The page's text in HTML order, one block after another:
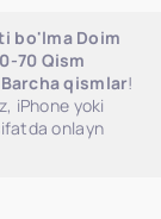
bo'lma Doim
70 Qism
qismlar!
iPhone yoki
onlayn